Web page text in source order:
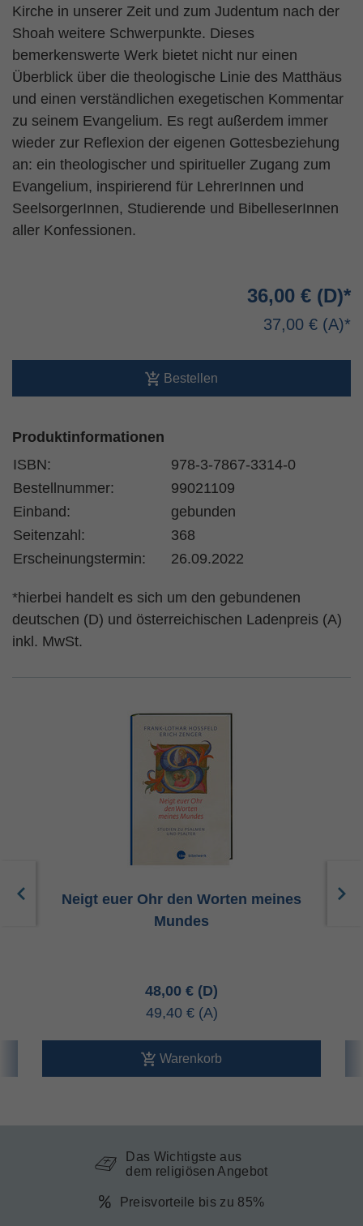
Kirche in unserer Zeit und zum Judentum nach der
Shoah weitere Schwerpunkte. Dieses
bemerkenswerte Werk bietet nicht nur einen
Überblick über die theologische Linie des Matthäus
und einen verständlichen exegetischen Kommentar
zu seinem Evangelium. Es regt außerdem immer
wieder zur Reflexion der eigenen Gottesbeziehung
an: ein theologischer und spiritueller Zugang zum
Evangelium, inspirierend für LehrerInnen und
SeelsorgerInnen, Studierende und BibelleserInnen
aller Konfessionen.
36,00 €
37,00 €
Bestellen
Produktinformationen
ISBN:
978-3-7867-3314-0
Bestellnummer:
99021109
Einband:
gebunden
Seitenzahl:
368
Erscheinungstermin:
26.09.2022
*hierbei handelt es sich um den gebundenen
deutschen (D) und österreichischen Ladenpreis (A)
inkl. MwSt.
Neigt euer Ohr den Worten meines
Mundes
48,00 €
49,40 €
Warenkorb
Das Wichtigste aus
dem religiösen Angebot
Preisvorteile bis zu 85%